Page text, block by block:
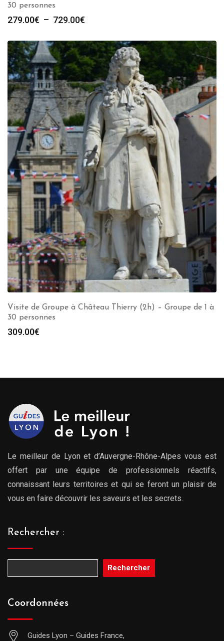
30 personnes
279.00€ – 729.00€
prix :
279.00€
à
729.00€
Visite de Groupe à Château Thierry (2h) – Groupe de 1 à
30 personnes
309.00€
Le meilleur de Lyon et d’Auvergne-Rhône-Alpes vous est
offert par une équipe de professionnels réactifs,
connaissant leurs territoires et qui se feront un plaisir de
vous en faire découvrir les saveurs et les secrets.
Rechercher :
Rechercher
Coordonnées
Guides Lyon – Guides France,